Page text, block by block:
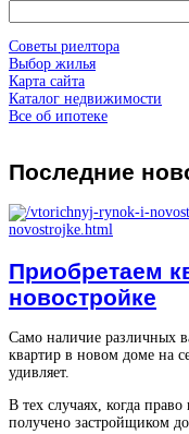
Советы риелтора
Выбор жилья
Карта сайта
Каталог недвижимости
Все об ипотеке
Последние
Приобретаем
новостройке
Само наличие различных
квартир в новом доме на
удивляет.
В тех случаях, когда
получено застройщиком